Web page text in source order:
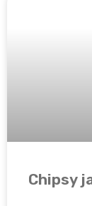
Chipsy